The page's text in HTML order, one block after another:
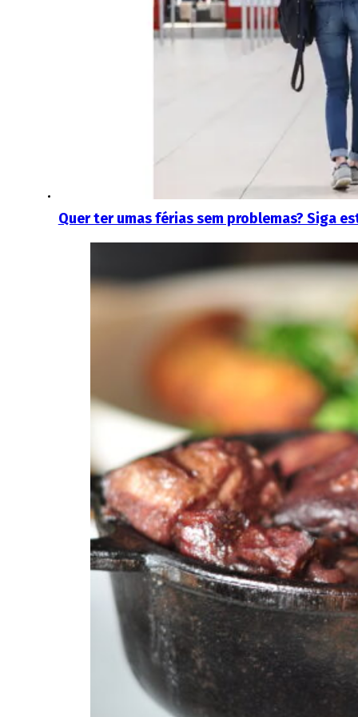
Quer ter umas férias sem problemas? Siga